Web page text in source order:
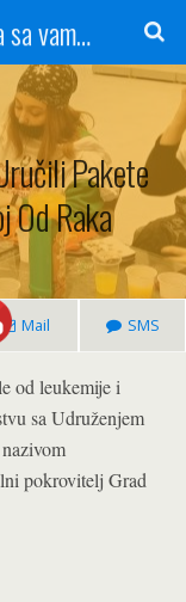
Radio Gradačac - 56 godina sa vama...
Pakete
Od Raka
Mail SMS
od leukemije i
sa Udruženjem
pokrovitelj Grad